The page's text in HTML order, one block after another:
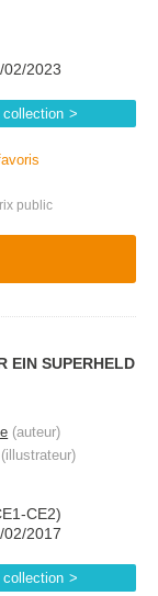
02/2023
collection
EIN SUPERHELD
(auteur)
(illustrateur)
CE2)
02/2017
collection